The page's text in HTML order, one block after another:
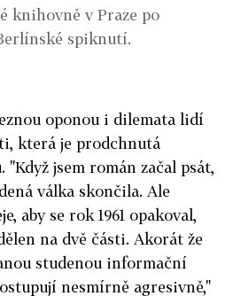
knihovně v Praze po
spiknutí.
oponou i dilemata lidí
která je prodchnutá
jsem román začal psát,
válka skončila. Ale
aby se rok 1961 opakoval,
na dvě části. Akorát že
studenou informační
nesmírně agresivně,"